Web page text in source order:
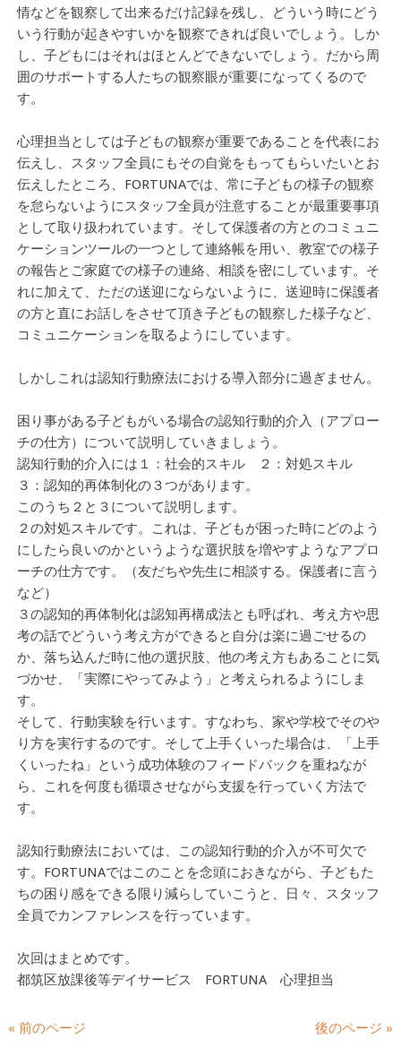
情などを観察して出来るだけ記録を残し、どういう時にどう
いう行動が起きやすいかを観察できれば良いでしょう。しか
し、子どもにはそれはほとんどできないでしょう。だから周
囲のサポートする人たちの観察眼が重要になってくるので
す。
心理担当としては子どもの観察が重要であることを代表にお
伝えし、スタッフ全員にもその自覚をもってもらいたいとお
伝えしたところ、FORTUNAでは、常に子どもの様子の観察
を怠らないようにスタッフ全員が注意することが最重要事項
として取り扱われています。そして保護者の方とのコミュニ
ケーションツールの一つとして連絡帳を用い、教室での様子
の報告とご家庭での様子の連絡、相談を密にしています。そ
れに加えて、ただの送迎にならないように、送迎時に保護者
の方と直にお話しをさせて頂き子どもの観察した様子など、
コミュニケーションを取るようにしています。
しかしこれは認知行動療法における導入部分に過ぎません。
困り事がある子どもがいる場合の認知行動的介入（アプロー
チの仕方）について説明していきましょう。
認知行動的介入には１：社会的スキル ２：対処スキル
３：認知的再体制化の３つがあります。
このうち２と３について説明します。
２の対処スキルです。これは、子どもが困った時にどのよう
にしたら良いのかというような選択肢を増やすようなアプロ
ーチの仕方です。（友だちや先生に相談する。保護者に言う
など）
３の認知的再体制化は認知再構成法とも呼ばれ、考え方や思
考の話でどういう考え方ができると自分は楽に過ごせるの
か、落ち込んだ時に他の選択肢、他の考え方もあることに気
づかせ、「実際にやってみよう」と考えられるようにしま
す。
そして、行動実験を行います。すなわち、家や学校でそのや
り方を実行するのです。そして上手くいった場合は、「上手
くいったね」という成功体験のフィードバックを重ねなが
ら、これを何度も循環させながら支援を行っていく方法で
す。
認知行動療法においては、この認知行動的介入が不可欠で
す。FORTUNAではこのことを念頭におきながら、子どもた
ちの困り感をできる限り減らしていこうと、日々、スタッフ
全員でカンファレンスを行っています。
次回はまとめです。
都筑区放課後等デイサービス FORTUNA 心理担当
« 前のページ 後のページ »